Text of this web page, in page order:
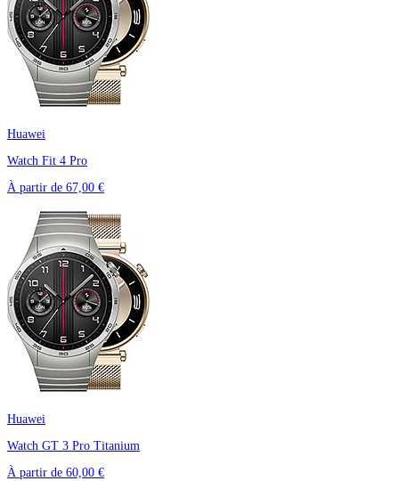
Huawei
Watch Fit 4 Pro
À partir de 67,00 €
Huawei
Watch GT 3 Pro Titanium
À partir de 60,00 €